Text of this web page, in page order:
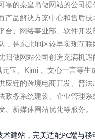
靠的秦皇岛做网站的公司
产品解决方案中心和售后
台、网络事业部、软件开发
，是东北地区较早实现互
阳做网站公司创造充满机遇
元宝、Kimi 、文心一言等生
应链的跨境电商开发、普
政务系统建设、企业管理
、新媒体网站优化等服务。
建站，完美适配PC端与移